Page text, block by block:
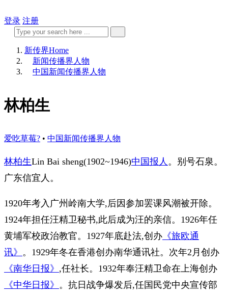
登录 注册
新传界Home
新闻传播界人物
中国新闻传播界人物
林柏生
爱吃草莓? • 中国新闻传播界人物
林柏生Lin Bai sheng(1902~1946)中国报人 。别号石泉。
广东信宜人。
1920年考入广州岭南大学,后因参加罢课风潮被开除。
1924年担任汪精卫秘书,此后成为汪的亲信。1926年任
黄埔军校政治教官。1927年底赴法,创办 《旅欧通
讯》 。1929年冬在香港创办南华通讯社。次年2月创办
《南华日报》 ,任社长。1932年奉汪精卫命在上海创办
《中华日报》 。抗日战争爆发后,任国民党中央宣传部